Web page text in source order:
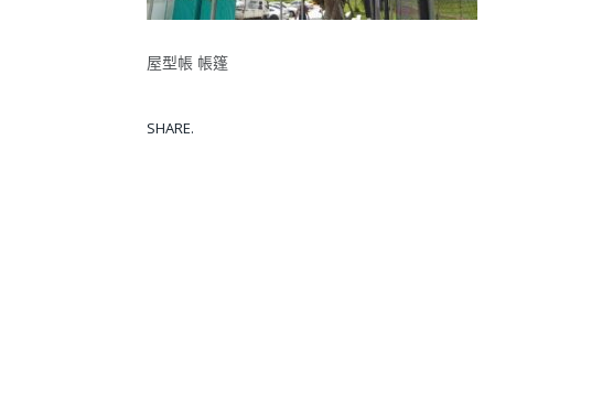
屋型帳 帳篷
SHARE.